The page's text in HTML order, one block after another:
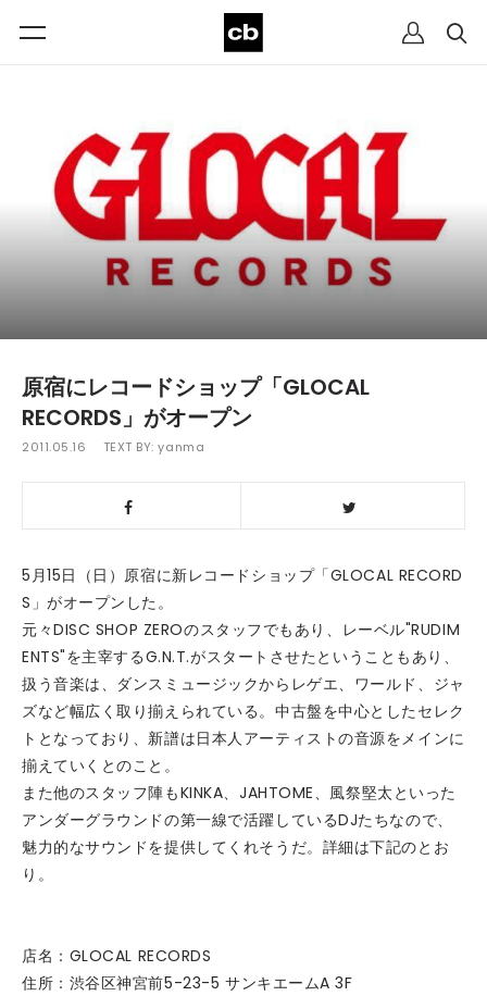
原宿にレコードショップ「GLOCAL
RECORDS」がオープン
2011.05.16 TEXT BY:yanma
5月15日（日）原宿に新レコードショップ「GLOCAL RECORD
S」がオープンした。
元々DISC SHOP ZEROのスタッフでもあり、レーベル"RUDIM
ENTS"を主宰するG.N.T.がスタートさせたということもあり、
扱う音楽は、ダンスミュージックからレゲエ、ワールド、ジャ
ズなど幅広く取り揃えられている。中古盤を中心としたセレク
トとなっており、新譜は日本人アーティストの音源をメインに
揃えていくとのこと。
また他のスタッフ陣もKINKA、JAHTOME、風祭堅太といった
アンダーグラウンドの第一線で活躍しているDJたちなので、
魅力的なサウンドを提供してくれそうだ。詳細は下記のとお
り。
店名：GLOCAL RECORDS
住所：渋谷区神宮前5-23-5 サンキエームA 3F